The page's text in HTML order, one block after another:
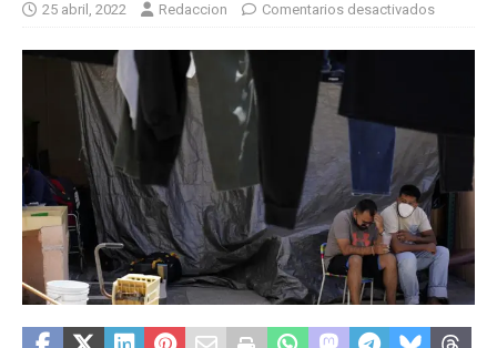
25 abril, 2022 Redaccion Comentarios desactivados